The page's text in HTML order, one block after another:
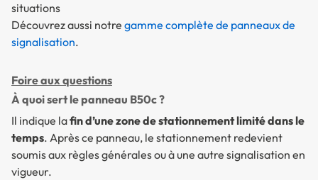
situations
Découvrez aussi notre gamme complète de panneaux de
signalisation.
Foire aux questions
À quoi sert le panneau B50c ?
Il indique lafin d’une zone de stationnement limité dans le
temps. Après ce panneau, le stationnement redevient
soumis aux règles générales ou à une autre signalisation en
vigueur.